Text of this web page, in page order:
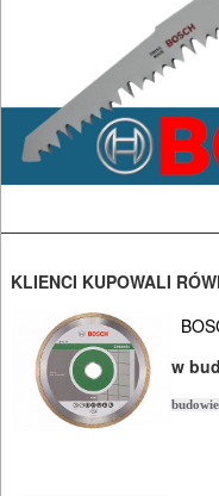
młotów
udarowych
Do
nożyc
blach
Do
odkurzaczy
Do
opalarek
KLIENCI KUPOWALI
w